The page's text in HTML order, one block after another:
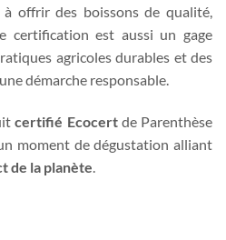
à offrir des boissons de qualité,
certification est aussi un gage
agricoles durables et des
démarche responsable.
certifié Ecocertde Parenthèse
moment de dégustation alliant
de la planète.